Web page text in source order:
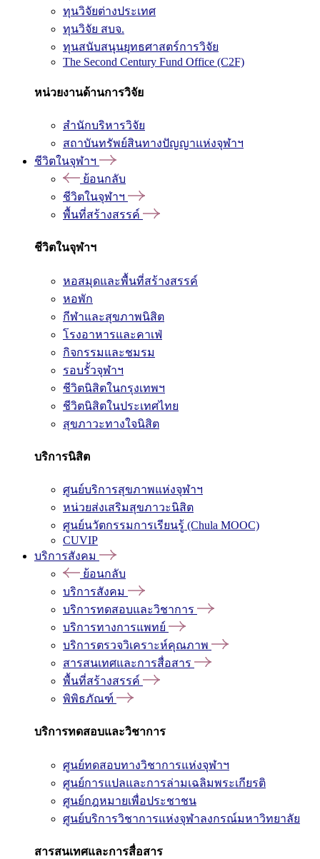
ทุนวิจัยต่างประเทศ
ทุนวิจัย สบจ.
ทุนสนับสนุนยุทธศาสตร์การวิจัย
The Second Century Fund Office (C2F)
หน่วยงานด้านการวิจัย
สำนักบริหารวิจัย
สถาบันทรัพย์สินทางปัญญาแห่งจุฬาฯ
ชีวิตในจุฬาฯ
ย้อนกลับ
ชีวิตในจุฬาฯ
พื้นที่สร้างสรรค์
ชีวิตในจุฬาฯ
หอสมุดและพื้นที่สร้างสรรค์
หอพัก
กีฬาและสุขภาพนิสิต
โรงอาหารและคาเฟ่
กิจกรรมและชมรม
รอบรั้วจุฬาฯ
ชีวิตนิสิตในกรุงเทพฯ
ชีวิตนิสิตในประเทศไทย
สุขภาวะทางใจนิสิต
บริการนิสิต
ศูนย์บริการสุขภาพแห่งจุฬาฯ
หน่วยส่งเสริมสุขภาวะนิสิต
ศูนย์นวัตกรรมการเรียนรู้ (Chula MOOC)
CUVIP
บริการสังคม
ย้อนกลับ
บริการสังคม
บริการทดสอบและวิชาการ
บริการทางการแพทย์
บริการตรวจวิเคราะห์คุณภาพ
สารสนเทศและการสื่อสาร
พื้นที่สร้างสรรค์
พิพิธภัณฑ์
บริการทดสอบและวิชาการ
ศูนย์ทดสอบทางวิชาการแห่งจุฬาฯ
ศูนย์การแปลและการล่ามเฉลิมพระเกียรติ
ศูนย์กฎหมายเพื่อประชาชน
ศูนย์บริการวิชาการแห่งจุฬาลงกรณ์มหาวิทยาลัย
สารสนเทศและการสื่อสาร